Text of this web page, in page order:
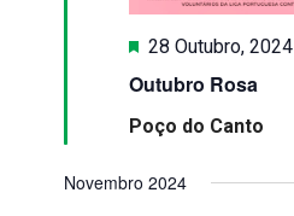
Outubro Rosa
Destaque
28 Outubro, 2024
Poço do Canto
Novembro 2024